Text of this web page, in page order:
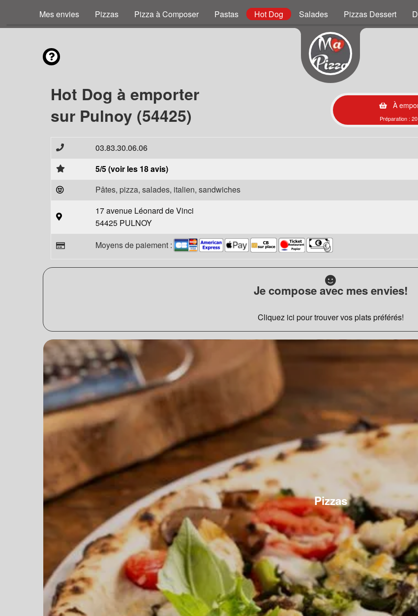
Mes envies Pizzas Pizza à Composer Pastas Hot Dog Salades Pizzas Dessert
Hot Dog à emporter
sur Pulnoy (54425)
À
Préparation :
03.83.30.06.06
5/5 (voir les 18 avis)
Pâtes, pizza, salades, italien, sandwiches
17 avenue Léonard de Vinci
54425 PULNOY
Moyens de paiement :
Je compose avec mes envies!
Cliquez ici pour trouver vos plats préférés!
Pizzas